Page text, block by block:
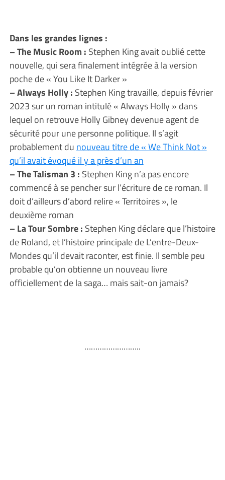
Dans les grandes lignes :
– The Music Room : Stephen King avait oublié cette
nouvelle, qui sera finalement intégrée à la version
poche de « You Like It Darker »
– Always Holly : Stephen King travaille, depuis février
2023 sur un roman intitulé « Always Holly » dans
lequel on retrouve Holly Gibney devenue agent de
sécurité pour une personne politique. Il s’agit
probablement du nouveau titre de « We Think Not »
qu’il avait évoqué il y a près d’un an
– The Talisman 3 : Stephen King n’a pas encore
commencé à se pencher sur l’écriture de ce roman. Il
doit d’ailleurs d’abord relire « Territoires », le
deuxième roman
– La Tour Sombre : Stephen King déclare que l’histoire
de Roland, et l’histoire principale de L’entre-Deux-
Mondes qu’il devait raconter, est finie. Il semble peu
probable qu’on obtienne un nouveau livre
officiellement de la saga… mais sait-on jamais?
……………………..